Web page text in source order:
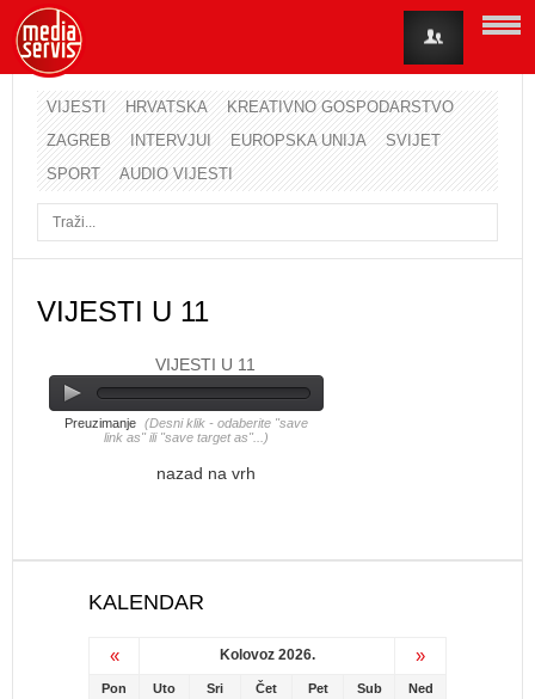
VIJESTI HRVATSKA
KREATIVNO GOSPODARSTVO
ZAGREB
INTERVJUI EUROPSKA UNIJA
SVIJET
SPORT
AUDIO VIJESTI
VIJESTI U 11
VIJESTI U 11
Preuzimanje (Desni klik - odaberite "save
link as" ili "save target as"...)
nazad na vrh
KALENDAR
« Kolovoz 2026. »
Pon Uto Sri Čet Pet Sub Ned
Korisničko ime
Lozinka
Zaboravili ste lozinku?